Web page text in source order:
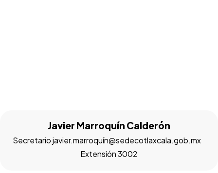
Javier Marroquín Calderón
Secretario javier.marroquín@sedecotlaxcala.gob.mx
Extensión 3002